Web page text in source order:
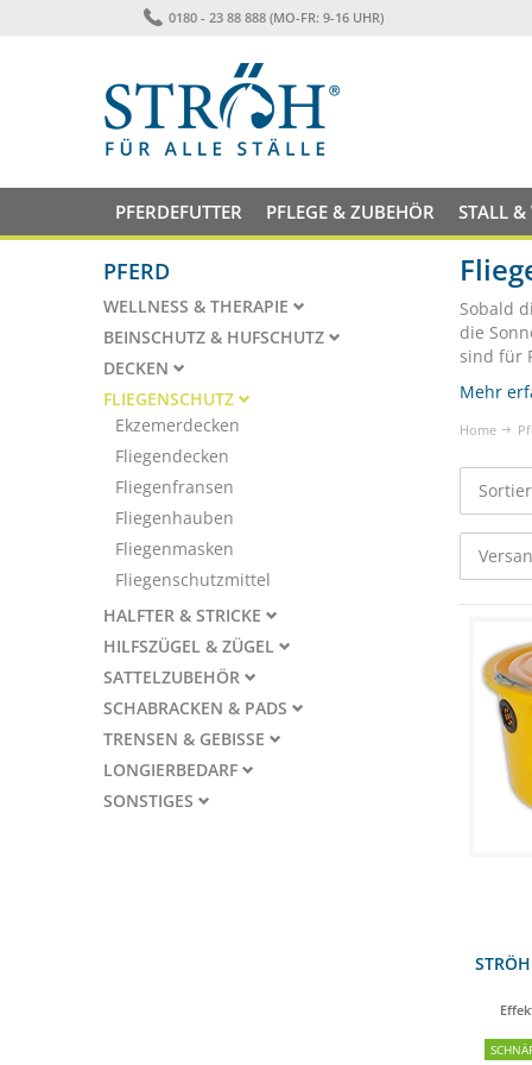
0180 - 23 88 888 (MO-FR: 9-16 UHR)
PFERDEFUTTER PFLEGE & ZUBEHÖR STALL &
Sobald
die
sind für
Mehr
Home
PFERD
WELLNESS & THERAPIE
BEINSCHUTZ & HUFSCHUTZ
DECKEN
FLIEGENSCHUTZ
Ekzemerdecken
Fliegendecken
Fliegenfransen
Fliegenhauben
Fliegenmasken
Fliegenschutzmittel
HALFTER & STRICKE
HILFSZÜGEL & ZÜGEL
SATTELZUBEHÖR
SCHABRACKEN & PADS
TRENSEN & GEBISSE
LONGIERBEDARF
SONSTIGES